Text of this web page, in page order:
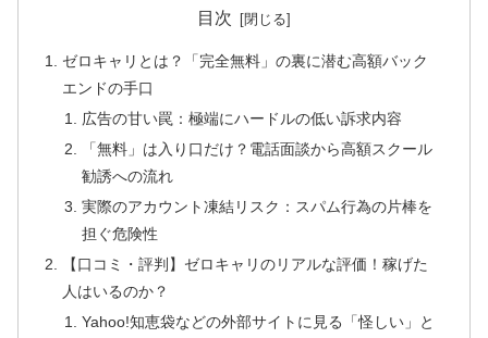
目次
ゼロキャリとは？「完全無料」の裏に潜む高額バック
エンドの手口
広告の甘い罠：極端にハードルの低い訴求内容
「無料」は入り口だけ？電話面談から高額スクール
勧誘への流れ
実際のアカウント凍結リスク：スパム行為の片棒を
担ぐ危険性
【口コミ・評判】ゼロキャリのリアルな評価！稼げた
人はいるのか？
Yahoo!知恵袋などの外部サイトに見る「怪しい」と